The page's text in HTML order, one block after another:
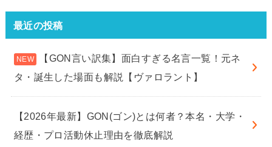
最近の投稿
【GON言い訳集】面白すぎる名言一覧！元ネ
タ・誕生した場面も解説【ヴァロラント】
【2026年最新】GON(ゴン)とは何者？本名・大学・
経歴・プロ活動休止理由を徹底解説